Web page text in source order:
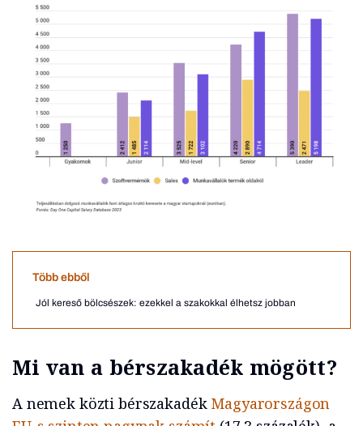
Több ebből
Jól kereső bölcsészek: ezekkel a szakokkal élhetsz jobban
Mi van a bérszakadék mögött?
A nemek közti bérszakadék Magyarországon